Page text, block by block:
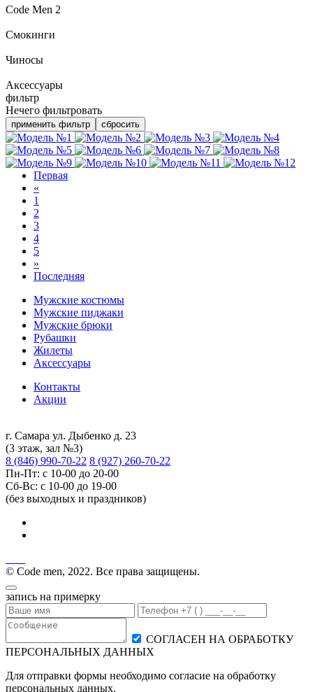
Code Men 2
Смокинги
Чиносы
Аксессуары
фильтр
Нечего фильтровать
применить фильтр сбросить
Первая
«
1
2
3
4
5
»
Последняя
Мужские костюмы
Мужские пиджаки
Мужские брюки
Рубашки
Жилеты
Аксессуары
Контакты
Акции
г. Самара ул. Дыбенко д. 23
(3 этаж, зал №3)
8 (846) 990-70-22 8 (927) 260-70-22
Пн-Пт: с 10-00 до 20-00
Сб-Вс: с 10-00 до 19-00
(без выходных и праздников)
© Code men, 2022. Все права защищены.
запись на примерку
СОГЛАСЕН НА ОБРАБОТКУ
ПЕРСОНАЛЬНЫХ ДАННЫХ
Для отправки формы необходимо согласие на обработку
персональных данных.